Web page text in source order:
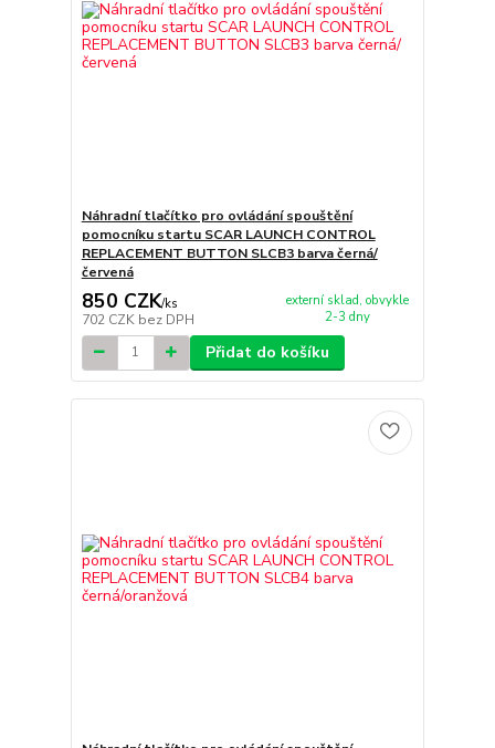
Náhradní tlačítko pro ovládání spouštění
pomocníku startu SCAR LAUNCH CONTROL
REPLACEMENT BUTTON SLCB3 barva černá/
červená
850 CZK/ks
702 CZK bez DPH
externí sklad, obvykle
2-3 dny
Přidat do košíku